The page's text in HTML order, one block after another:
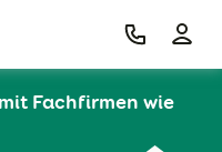
Fachfirmen wie